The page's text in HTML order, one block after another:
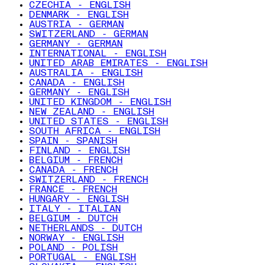
CZECHIA - ENGLISH
DENMARK - ENGLISH
AUSTRIA - GERMAN
SWITZERLAND - GERMAN
GERMANY - GERMAN
INTERNATIONAL - ENGLISH
UNITED ARAB EMIRATES - ENGLISH
AUSTRALIA - ENGLISH
CANADA - ENGLISH
GERMANY - ENGLISH
UNITED KINGDOM - ENGLISH
NEW ZEALAND - ENGLISH
UNITED STATES - ENGLISH
SOUTH AFRICA - ENGLISH
SPAIN - SPANISH
FINLAND - ENGLISH
BELGIUM - FRENCH
CANADA - FRENCH
SWITZERLAND - FRENCH
FRANCE - FRENCH
HUNGARY - ENGLISH
ITALY - ITALIAN
BELGIUM - DUTCH
NETHERLANDS - DUTCH
NORWAY - ENGLISH
POLAND - POLISH
PORTUGAL - ENGLISH